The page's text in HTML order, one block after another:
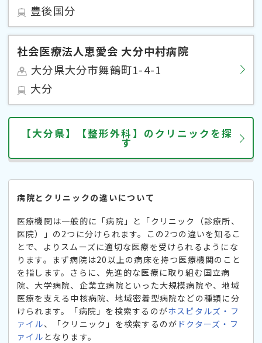
豊後国分
社会医療法人恵愛会 大分中村病院
大分県大分市舞鶴町1-4-1
大分
【大分県】【整形外科】のクリニックを探
す
病院とクリニックの違いについて
医療機関は一般的に「病院」と「クリニック（診療所、
医院）」の2つに分けられます。この2つの違いを知るこ
とで、よりスムーズに適切な医療を受けられるようにな
ります。まず病院は20以上の病床を持つ医療機関のこと
を指します。さらに、先進的な医療に取り組む国立病
院、大学病院、企業立病院といった大規模病院や、地域
医療を支える中核病院、地域密着型病院などの種類に分
けられます。「病院」を検索するのがホスピタルズ・フ
ァイル、「クリニック」を検索するのが ドクターズ・フ
ァイル となります。